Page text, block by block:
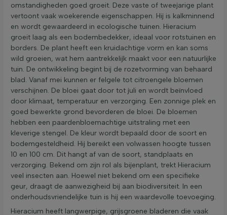
omstandigheden goed groeit. Deze vaste of tweejarige plant
vertoont vaak woekerende eigenschappen. Hij is kalkminnend
en wordt gewaardeerd in ecologische tuinen. Hieracium
groeit laag als een bodembedekker, ideaal voor rotstuinen en
borders. De plant heeft een kruidachtige vorm en kan soms
wild groeien, wat hem aantrekkelijk maakt voor een natuurlijke
tuin. De ontwikkeling begint bij de rozetvorming van behaard
blad. Vanaf mei kunnen er felgele tot citroengele bloemen
verschijnen. De bloei gaat door tot juli en wordt beïnvloed
door klimaat, temperatuur en verzorging. Een zonnige plek en
goed bewerkte grond bevorderen de bloei. De bloemen
hebben een paardenbloemachtige uitstraling met een
kleverige stengel. De kleur wordt bepaald door de soort en
bodemgesteldheid. Hij bereikt een volwassen hoogte tussen
10 en 100 cm. Dit hangt af van de soort, standplaats en
verzorging. Bekend om zijn rol als bijenplant, trekt Hieracium
veel insecten aan. Hoewel niet bekend om een specifieke
geur, draagt de aanwezigheid bij aan biodiversiteit. In een
onderhoudsvriendelijke tuin is hij een waardevolle toevoeging.
Hieracium heeft langwerpige, grijsgroene bladeren die vaak